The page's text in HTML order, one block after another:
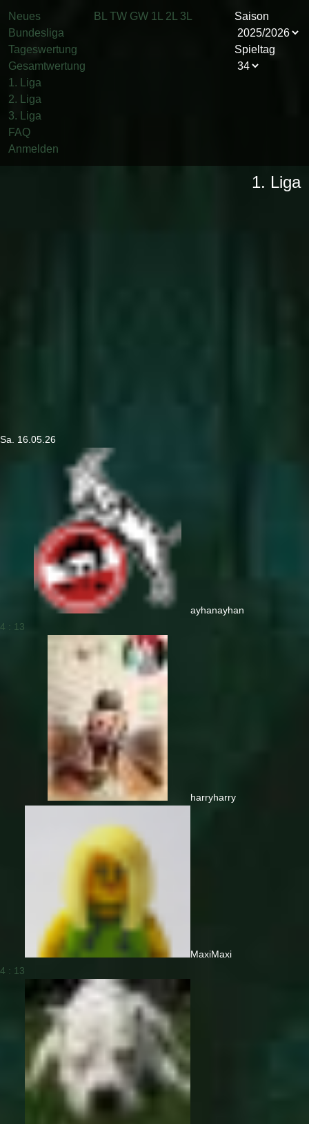
Neues
Bundesliga
Tageswertung
Gesamtwertung
1. Liga
2. Liga
3. Liga
FAQ
Anmelden
BL TW GW 1L 2L 3L Saison
Spieltag
1. Liga
Sa. 16.05.26
ayhanayhan
4 : 13
harryharry
MaxiMaxi
4 : 13